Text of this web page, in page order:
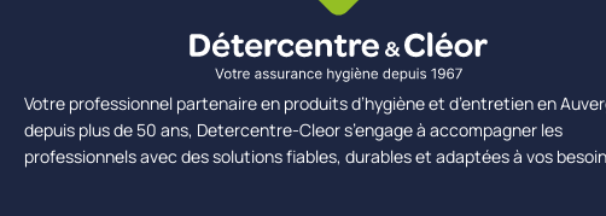
Votre professionnel partenaire en produits d’hygiène et d’entretien en
depuis plus de 50 ans, Detercentre-Cleor s’engage à accompagner les
professionnels avec des solutions fiables, durables et adaptées à vos